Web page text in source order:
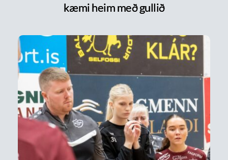
kæmi heim með gullið